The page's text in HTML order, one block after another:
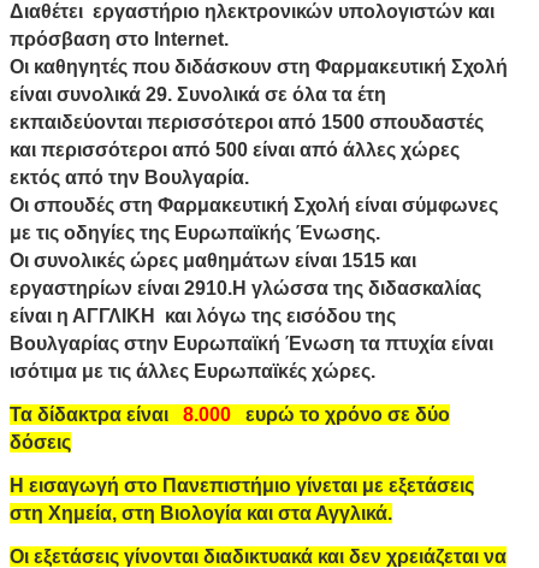
Διαθέτει εργαστήριο ηλεκτρονικών υπολογιστών και
πρόσβαση στο Internet.
Οι καθηγητές που διδάσκουν στη Φαρμακευτική Σχολή
είναι συνολικά 29. Συνολικά σε όλα τα έτη
εκπαιδεύονται περισσότεροι από 1500 σπουδαστές
και περισσότεροι από 500 είναι από άλλες χώρες
εκτός από την Βουλγαρία.
Οι σπουδές στη Φαρμακευτική Σχολή είναι σύμφωνες
με τις οδηγίες της Ευρωπαϊκής Ένωσης.
Οι συνολικές ώρες μαθημάτων είναι 1515 και
εργαστηρίων είναι 2910.Η γλώσσα της διδασκαλίας
είναι η ΑΓΓΛΙΚΗ και λόγω της εισόδου της
Βουλγαρίας στην Ευρωπαϊκή Ένωση τα πτυχία είναι
ισότιμα με τις άλλες Ευρωπαϊκές χώρες.
Τα δίδακτρα είναι 8.000
ευρώ το χρόνο σε δύο
δόσεις
Η εισαγωγή στο Πανεπιστήμιο γίνεται με εξετάσεις
στη Χημεία, στη Βιολογία και στα Αγγλικά.
Οι εξετάσεις γίνονται διαδικτυακά και δεν χρειάζεται να